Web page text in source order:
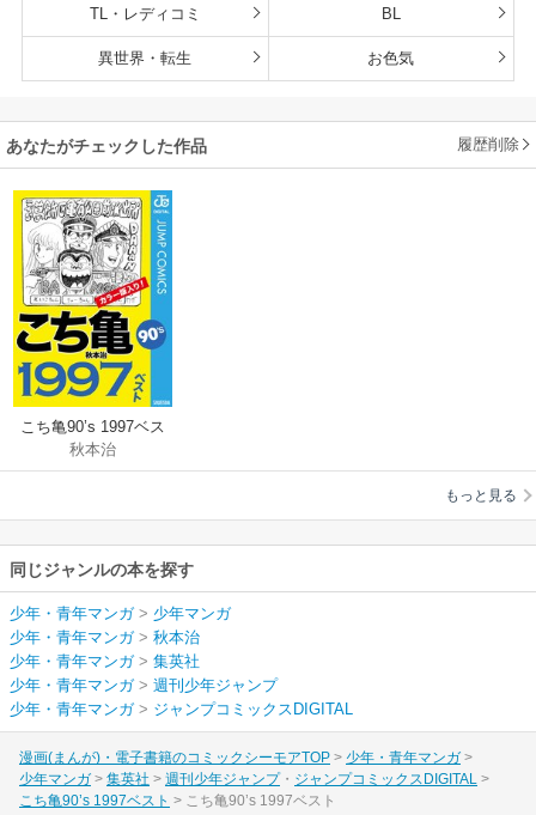
TL・レディコミ BL
異世界・転生 お色気
あなたがチェックした作品 履歴削除
こち亀90’s 1997ベス
ト
秋本治
もっと見る
同じジャンルの本を探す
少年・青年マンガ> 少年マンガ
少年・青年マンガ> 秋本治
少年・青年マンガ> 集英社
少年・青年マンガ> 週刊少年ジャンプ
少年・青年マンガ> ジャンプコミックスDIGITAL
漫画(まんが)・電子書籍のコミックシーモアTOP
少年・青年マンガ
少年マンガ
集英社 週刊少年ジャンプ
ジャンプコミックスDIGITAL
こち亀90’s 1997ベスト
こち亀90’s 1997ベスト